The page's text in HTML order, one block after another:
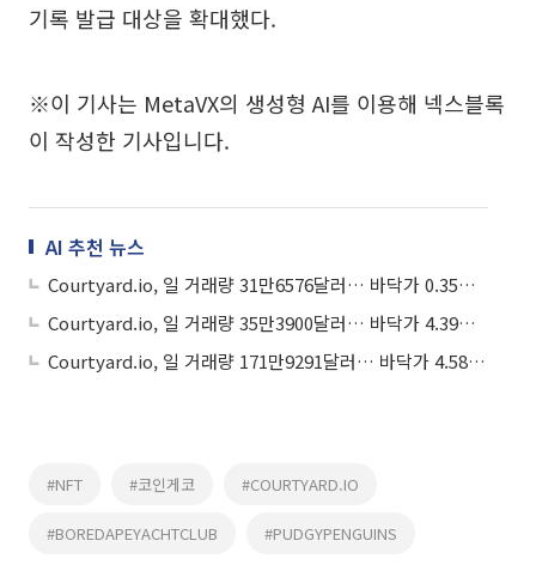
기록 발급 대상을 확대했다.
※이 기사는 MetaVX의 생성형 AI를 이용해 넥스블록
이 작성한 기사입니다.
AI 추천 뉴스
Courtyard.io, 일 거래량 31만6576달러… 바닥가 0.35달러
Courtyard.io, 일 거래량 35만3900달러… 바닥가 4.39달러
Courtyard.io, 일 거래량 171만9291달러… 바닥가 4.58달러
#NFT #코인게코 #COURTYARD.IO
#BOREDAPEYACHTCLUB #PUDGYPENGUINS